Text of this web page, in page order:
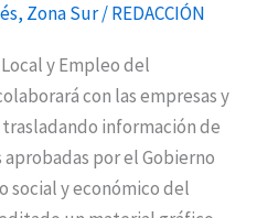
, Zona Sur/REDACCIÓN
y Empleo del
con las empresas y
información de
por el Gobierno
social y económico del